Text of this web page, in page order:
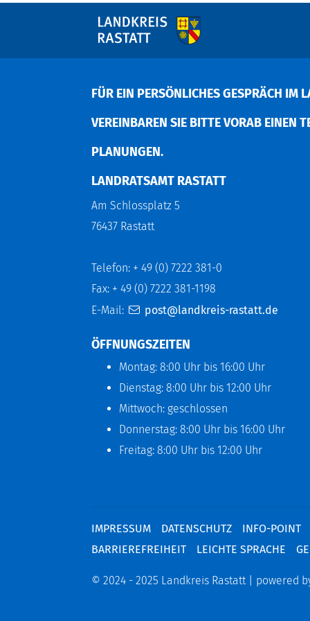
FÜR EIN PERSÖNLICHES GESPRÄCH IM
EREINBAREN SIE BITTE VORAB EINEN
LANUNGEN.
LANDRATSAMT RASTATT
Am Schlossplatz 5
76437 Rastatt
Telefon: + 49 (0) 7222 381-0
Fax: + 49 (0) 7222 381-1198
E-Mail:
post@landkreis-rastatt.de
ÖFFNUNGSZEITEN
Montag: 8:00 Uhr bis 16:00 Uhr
Dienstag: 8:00 Uhr bis 12:00 Uhr
Mittwoch: geschlossen
Donnerstag: 8:00 Uhr bis 16:00 Uhr
Freitag: 8:00 Uhr bis 12:00 Uhr
IMPRESSUM DATENSCHUTZ INFO-POINT
BARRIEREFREIHEIT
LEICHTE SPRACHE
© 2024 - 2025 Landkreis Rastatt | powered